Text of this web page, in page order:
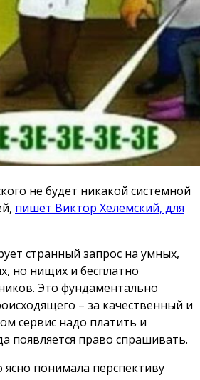
не будет никакой системной
пишет Виктор Хелемский, для
странный запрос на умных,
но нищих и бесплатно
Это фундаментально
– за качественный и
сервис надо платить и
появляется право спрашивать.
ясно понимала перспективу